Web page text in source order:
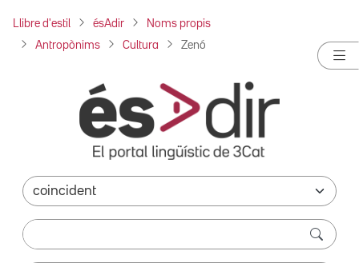
Llibre d'estil ésAdir Noms propis
Antropònims Cultura Zenó